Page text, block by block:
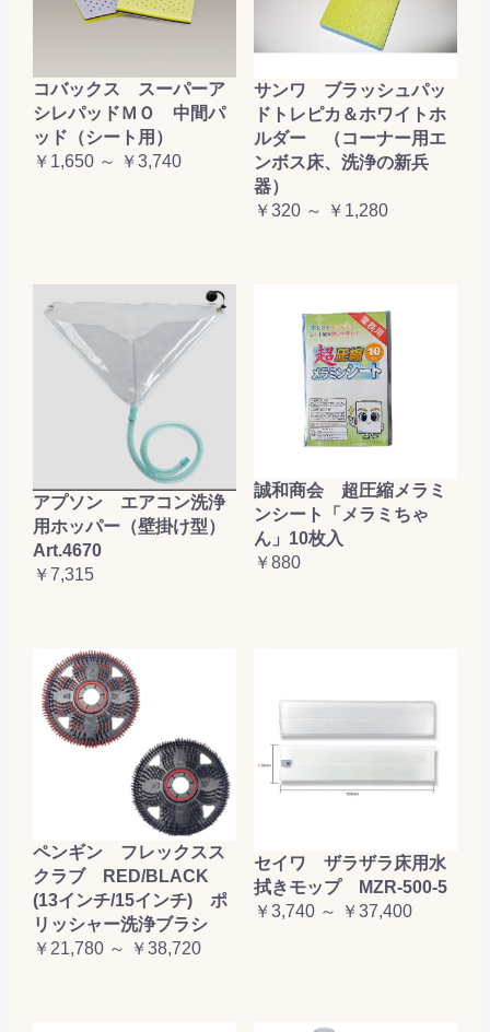
コバックス スーパーア
シレパッドＭＯ 中間パ
ッド（シート用）
￥1,650 ～ ￥3,740
サンワ ブラッシュパッ
ドトレピカ＆ホワイトホ
ルダー （コーナー用エ
ンボス床、洗浄の新兵
器）
￥320 ～ ￥1,280
アプソン エアコン洗浄
用ホッパー（壁掛け型）
Art.4670
￥7,315
誠和商会 超圧縮メラミ
ンシート「メラミちゃ
ん」10枚入
￥880
ペンギン フレックスス
クラブ RED/BLACK
(13インチ/15インチ) ポ
リッシャー洗浄ブラシ
￥21,780 ～ ￥38,720
セイワ ザラザラ床用水
拭きモップ MZR-500-5
￥3,740 ～ ￥37,400